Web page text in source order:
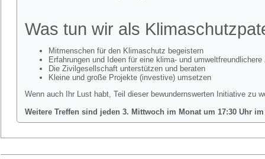
Was tun wir als
Mitmenschen für den Klimaschutz begeistern
Erfahrungen und Ideen für eine klima- und
Die Zivilgesellschaft unterstützen und beraten
Kleine und große Projekte (investive) umsetzen
Wenn auch Ihr Lust habt, Teil dieser bewundernswerten Initiative zu
Weitere Treffen sind jeden 3. Mittwoch im Monat um 17:30 Uhr